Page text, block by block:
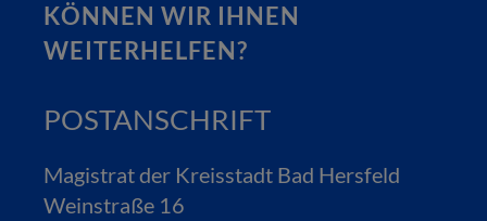
KÖNNEN WIR IHNEN
WEITERHELFEN?
POSTANSCHRIFT
Magistrat der Kreisstadt Bad Hersfeld
Weinstraße 16